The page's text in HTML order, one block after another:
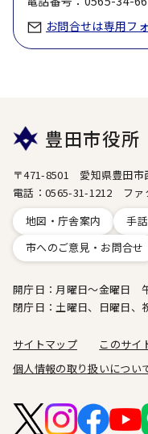
お問合せは専用フ
豊田市役所
〒471-8501 愛知県豊田市
電話：0565-31-1212 ファ
地図・庁舎案内
手
市へのご意見・お問合せ
開庁日：月曜日～金曜日
閉庁日：土曜日、日曜日、
サイトマップ
このサイ
個人情報の取り扱いについ